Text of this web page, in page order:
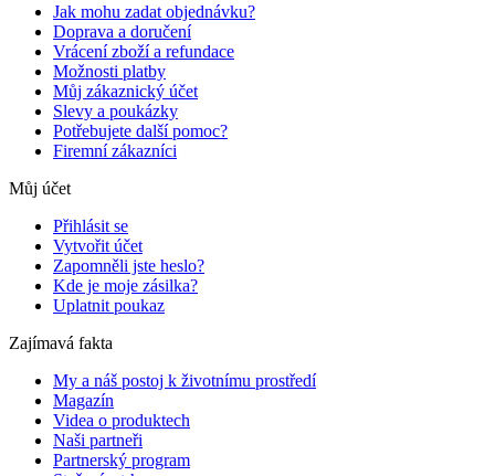
Jak mohu zadat objednávku?
Doprava a doručení
Vrácení zboží a refundace
Možnosti platby
Můj zákaznický účet
Slevy a poukázky
Potřebujete další pomoc?
Firemní zákazníci
Můj účet
Přihlásit se
Vytvořit účet
Zapomněli jste heslo?
Kde je moje zásilka?
Uplatnit poukaz
Zajímavá fakta
My a náš postoj k životnímu prostředí
Magazín
Videa o produktech
Naši partneři
Partnerský program